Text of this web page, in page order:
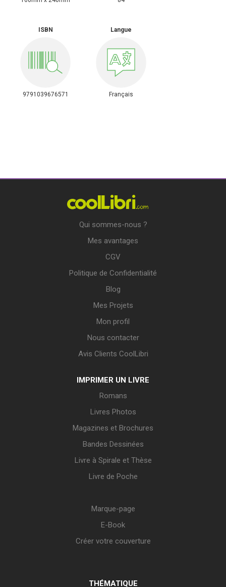
ISBN
9791039676571
Langue
Français
Qui sommes-nous ?
Mes avantages
CGV
Politique de Confidentialité
Blog
Mes Projets
Mon profil
Nous contacter
Avis Clients CoolLibri
IMPRIMER UN LIVRE
Romans
Livres Photos
Magazines et Brochures
Bandes Dessinées
Livre à Spirale et Thèse
Livre de Poche
Marque-page
E-Book
Créer votre couverture
THÉMATIQUE